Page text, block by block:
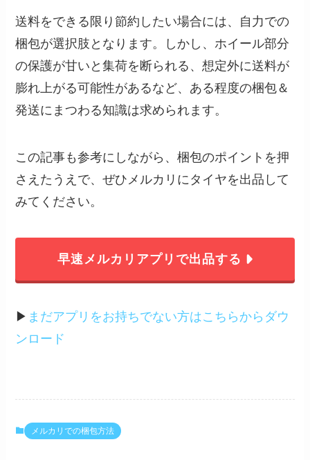
送料をできる限り節約したい場合には、自力での
梱包が選択肢となります。しかし、ホイール部分
の保護が甘いと集荷を断られる、想定外に送料が
膨れ上がる可能性があるなど、ある程度の梱包＆
発送にまつわる知識は求められます。
この記事も参考にしながら、梱包のポイントを押
さえたうえで、ぜひメルカリにタイヤを出品して
みてください。
早速メルカリアプリで出品する
▶︎ まだアプリをお持ちでない方はこちらからダウ
ンロード
メルカリでの梱包方法